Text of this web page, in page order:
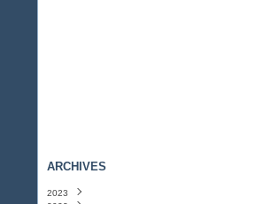
ARCHIVES
2023